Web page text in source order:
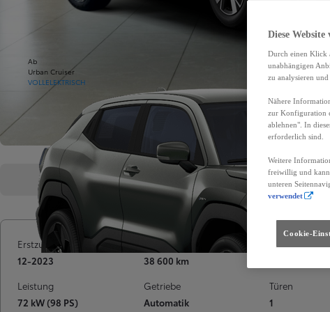
Ab
Urban Cruiser
VOLLELEKTRISCH
Highlights Fahrzeugdetails
Erstzulassung
12-2023
Kilometerstand
38 600 km
Treibstoff
Leistung
72 kW (98 PS)
Getriebe
Automatik
Türen
1
Diese Website
Durch einen Klick
unabhängigen
zu analysieren
Nähere
zur Konfiguration
ablehnen". In
erforderlich sind.
Weitere
freiwillig und
unteren
verwendet
Cookie-